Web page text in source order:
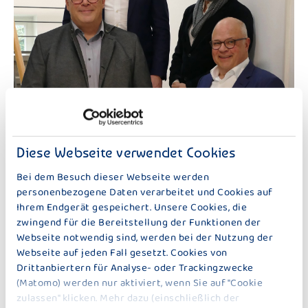
Diese Webseite verwendet Cookies
Bei dem Besuch dieser Webseite werden
personenbezogene Daten verarbeitet und Cookies auf
Ihrem Endgerät gespeichert. Unsere Cookies, die
zwingend für die Bereitstellung der Funktionen der
Webseite notwendig sind, werden bei der Nutzung der
Webseite auf jeden Fall gesetzt. Cookies von
Drittanbiertern für Analyse- oder Trackingzwecke
(Matomo) werden nur aktiviert, wenn Sie auf "Cookie
zulassen" klicken. Mehr dazu (einschließlich der
VERSTÄRKUNG DER GESCHÄFTSFÜHRUNG
Verstärkung der Geschäftsführung: Martin Humfeldt wird Chief Operating
Officer der Bauer Gruppe